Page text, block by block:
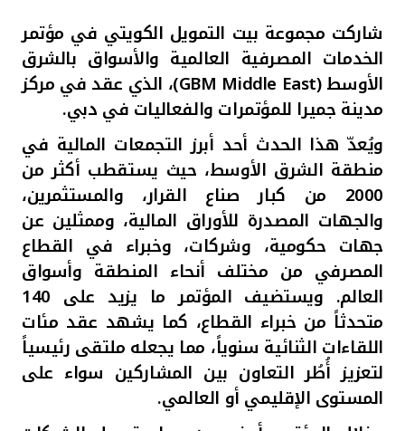
خدمات ما بعد البيع
اتصل بنا
مواقع الفروع وأجهزة الصرف الآلي
ألمانيا
ماليزيا
تركيا
مصر
المملكة المتحدة
شاركت مجموعة بيت التمويل الكويتي في مؤتمر
الخدمات المصرفية العالمية والأسواق بالشرق
الأوسط(GBM Middle East)
، الذي عقد في مركز
مدينة جميرا للمؤتمرات والفعاليات في دبي.
ويُعدّ هذا الحدث أحد أبرز التجمعات المالية في
منطقة الشرق الأوسط، حيث يستقطب أكثر من
2000 من كبار صناع القرار، والمستثمرين،
والجهات المصدرة للأوراق المالية، وممثلين عن
جهات حكومية، وشركات، وخبراء في القطاع
المصرفي من مختلف أنحاء المنطقة وأسواق
العالم. ويستضيف
المؤتمر ما يزيد على 140
متحدثاً من خبراء القطاع، كما يشهد عقد مئات
اللقاءات الثنائية سنوياً، مما يجعله ملتقى رئيسياً
لتعزيز أُطُر التعاون بين المشاركين سواء على
المستوى الإقليمي أو العالمي.